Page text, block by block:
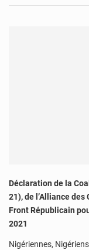
Déclaration de la
21), de l’Alliance
Front Républicain
2021
Nigériennes,